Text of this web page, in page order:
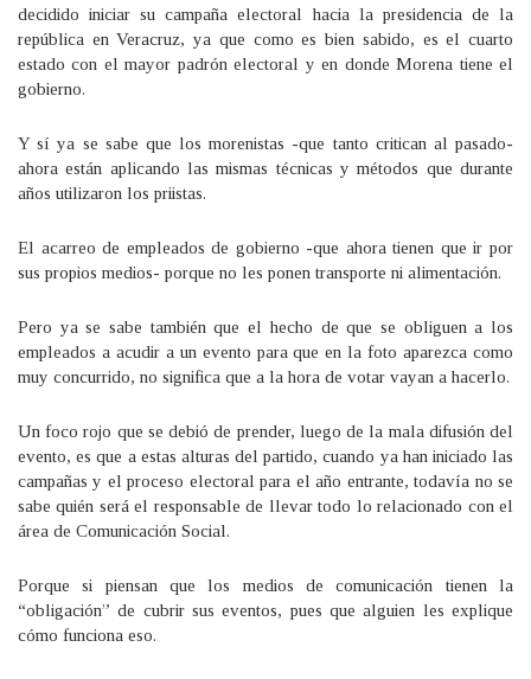
decidido iniciar su campaña electoral hacia la presidencia de la
república en Veracruz, ya que como es bien sabido, es el cuarto
estado con el mayor padrón electoral y en donde Morena tiene el
gobierno.
Y sí ya se sabe que los morenistas -que tanto critican al pasado-
ahora están aplicando las mismas técnicas y métodos que durante
años utilizaron los priistas.
El acarreo de empleados de gobierno -que ahora tienen que ir por
sus propios medios- porque no les ponen transporte ni alimentación.
Pero ya se sabe también que el hecho de que se obliguen a los
empleados a acudir a un evento para que en la foto aparezca como
muy concurrido, no significa que a la hora de votar vayan a hacerlo.
Un foco rojo que se debió de prender, luego de la mala difusión del
evento, es que a estas alturas del partido, cuando ya han iniciado las
campañas y el proceso electoral para el año entrante, todavía no se
sabe quién será el responsable de llevar todo lo relacionado con el
área de Comunicación Social.
Porque si piensan que los medios de comunicación tienen la
“obligación” de cubrir sus eventos, pues que alguien les explique
cómo funciona eso.